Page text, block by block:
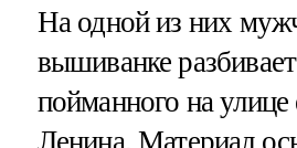
На одной из них
вышиванке
пойманного на
Ленина. Материал